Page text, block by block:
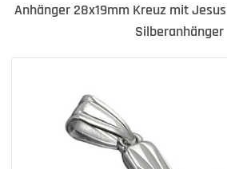
Anhänger 28x19mm Kreuz mit
Silberanhänger